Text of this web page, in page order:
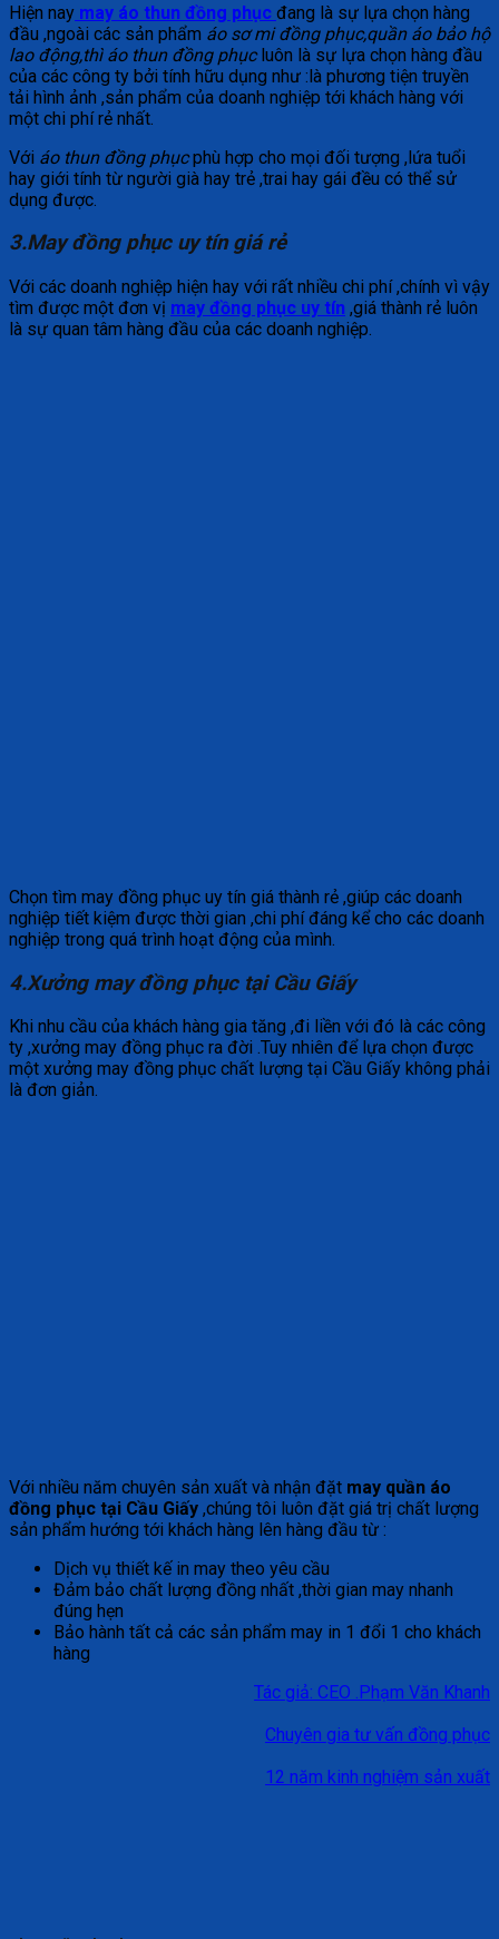
Hiện nay may áo thun đồng phục đang là sự lựa chọn hàng
đầu ,ngoài các sản phẩm áo sơ mi đồng phục,quần áo bảo hộ
lao động,thì áo thun đồng phụcluôn là sự lựa chọn hàng đầu
của các công ty bởi tính hữu dụng như :là phương tiện truyền
tải hình ảnh ,sản phẩm của doanh nghiệp tới khách hàng với
một chi phí rẻ nhất.
Với áo thun đồng phụcphù hợp cho mọi đối tượng ,lứa tuổi
hay giới tính từ người già hay trẻ ,trai hay gái đều có thể sử
dụng được.
3.May đồng phục uy tín giá rẻ
Với các doanh nghiệp hiện hay với rất nhiều chi phí ,chính vì vậy
tìm được một đơn vị may đồng phục uy tín ,giá thành rẻ luôn
là sự quan tâm hàng đầu của các doanh nghiệp.
Chọn tìm may đồng phục uy tín giá thành rẻ ,giúp các doanh
nghiệp tiết kiệm được thời gian ,chi phí đáng kể cho các doanh
nghiệp trong quá trình hoạt động của mình.
4.Xưởng may đồng phục tại Cầu Giấy
Khi nhu cầu của khách hàng gia tăng ,đi liền với đó là các công
ty ,xưởng may đồng phục ra đời .Tuy nhiên để lựa chọn được
một xưởng may đồng phục chất lượng tại Cầu Giấy không phải
là đơn giản.
Với nhiều năm chuyên sản xuất và nhận đặt may quần áo
đồng phục tại Cầu Giấy ,chúng tôi luôn đặt giá trị chất lượng
sản phẩm hướng tới khách hàng lên hàng đầu từ :
Dịch vụ thiết kế in may theo yêu cầu
Đảm bảo chất lượng đồng nhất ,thời gian may nhanh
đúng hẹn
Bảo hành tất cả các sản phẩm may in 1 đổi 1 cho khách
hàng
Tác giả: CEO .Phạm Văn Khanh
Chuyên gia tư vấn đồng phục
12 năm kinh nghiệm sản xuất